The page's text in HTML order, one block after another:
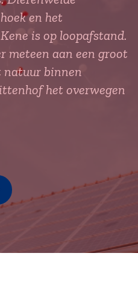
en het
is op loopafstand.
meteen aan een groot
natuur binnen
het overwegen